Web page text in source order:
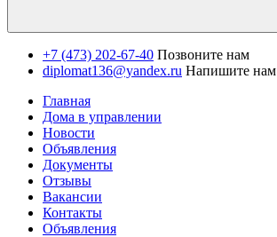
+7 (473) 202-67-40 Позвоните нам
diplomat136@yandex.ru Напишите нам
Главная
Дома в управлении
Новости
Объявления
Документы
Отзывы
Вакансии
Контакты
Объявления